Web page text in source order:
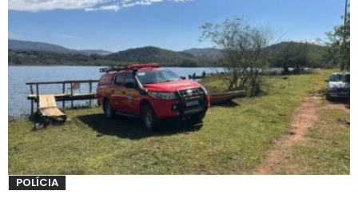
POLÍCIA